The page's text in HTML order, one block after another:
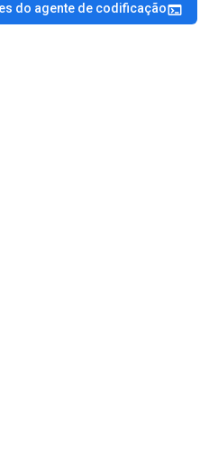
do agente de codificaçãoterminal